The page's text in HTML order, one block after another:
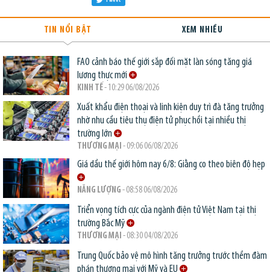
TIN NỔI BẬT XEM NHIỀU
FAO cảnh báo thế giới sắp đối mặt làn sóng tăng giá
lương thực mới
KINH TẾ- 10:29 06/08/2026
Xuất khẩu điện thoại và linh kiện duy trì đà tăng trưởng
nhờ nhu cầu tiêu thụ điện tử phục hồi tại nhiều thị
trường lớn
THƯƠNG MẠI - 09:06 06/08/2026
Giá dầu thế giới hôm nay 6/8: Giằng co theo biên độ hẹp
NĂNG LƯỢNG - 08:58 06/08/2026
Triển vọng tích cực của ngành điện tử Việt Nam tại thị
trường Bắc Mỹ
THƯƠNG MẠI - 08:30 04/08/2026
Trung Quốc bảo vệ mô hình tăng trưởng trước thềm đàm
phán thương mại với Mỹ và EU